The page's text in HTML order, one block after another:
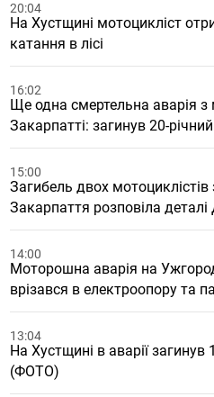
20:04
На Хустщині мотоцикліст
катання в лісі
16:02
Ще одна смертельна аварія з
Закарпатті: загинув 20-
15:00
Загибель двох мотоциклістів
Закарпаття розповіла
14:00
Моторошна аварія на
врізався в електроопору та
13:04
На Хустщині в аварії загинув
(ФОТО)